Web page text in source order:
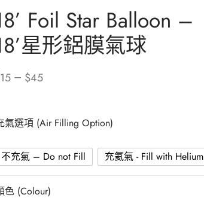
Foil Star Balloon –
星形鋁膜氣球
15 – $45
氣選項 (Air Filling Option)
不充氣 – Do not Fill 充氦氣 - Fill with Helium
色 (Colour)